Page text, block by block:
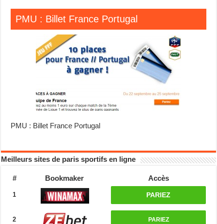
PMU : Billet France Portugal
PMU : Billet France Portugal
Meilleurs sites de paris sportifs en ligne
# Bookmaker Accès
1 PARIEZ
2 PARIEZ